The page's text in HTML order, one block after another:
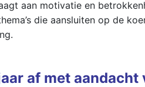
aan motivatie en
die aansluiten op de
af met